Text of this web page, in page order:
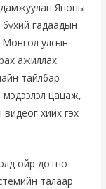
Японы
гадаадын
Монгол улсын
ажиллах
тайлбар
мэдээлэл цацаж,
хийх гэх
ойр дотно
талаар